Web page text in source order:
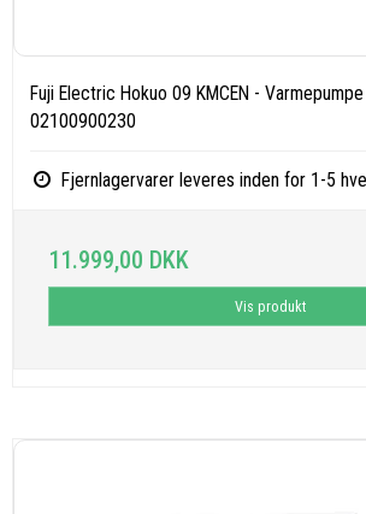
Fuji Electric Hokuo 09 KMCEN - Varmepumpe
02100900230
Fjernlagervarer leveres inden for 1-5
11.999,00 DKK
Vis produkt